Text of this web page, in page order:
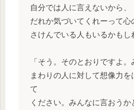
自分では人に言えないから、
だれか気づいてくれーって心
さけんでいる人もいるかもし
「そう。そのとおりですよ。
まわりの人に対して想像力を
て
ください。みんなに言おうか